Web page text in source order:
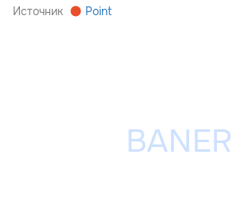
Источник Point